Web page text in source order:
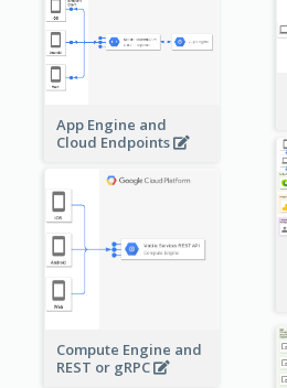
App Engine and
Cloud Endpoints
Compute Engine and
REST or gRPC